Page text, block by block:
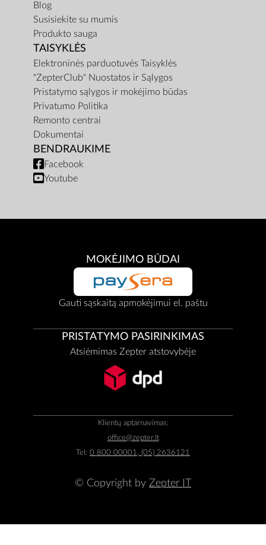
Blog
Susisiekite su mumis
Produkto sauga
TAISYKLĖS
Elektroninės parduotuvės Taisyklės
"ZepterClub" Nuostatos ir Sąlygos
Pristatymo sąlygos ir mokėjimo būdas
Privatumo Politika
Remonto centrai
Dokumentai
BENDRAUKIME
Facebook
Youtube
MOKĖJIMO BŪDAI
Gauti sąskaitą apmokėjimui el. paštu
PRISTATYMO PASIRINKIMAS
Atsiėmimas Zepter atstovybėje
Klientų aptarnavimas:
office@zepter.lt
Tel: 0 800 00001, (05) 2636121
© Copyright by Zepter IT